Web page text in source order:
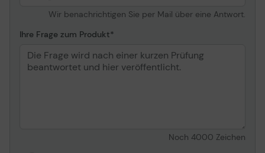
Wir benachrichtigen Sie per Mail über eine Antwort.
Ihre Frage zum Produkt
Noch 4000 Zeichen